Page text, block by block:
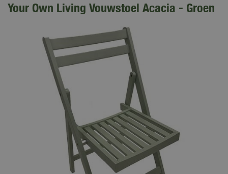
Your Own Living Vouwstoel Acacia - Groen